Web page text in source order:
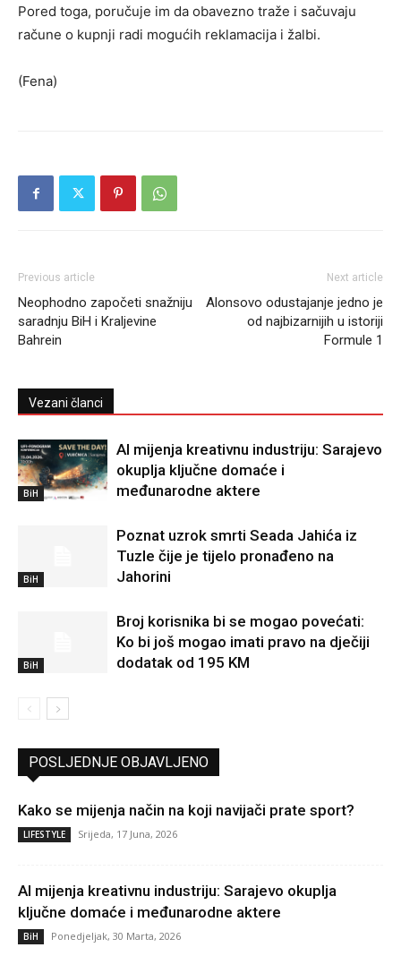
Pored toga, poručuje im da obavezno traže i sačuvaju
račune o kupnji radi mogućih reklamacija i žalbi.
(Fena)
Previous article
Neophodno započeti snažniju
saradnju BiH i Kraljevine
Bahrein
Next article
Alonsovo odustajanje jedno je
od najbizarnijih u istoriji
Formule 1
Vezani članci
BiH
AI mijenja kreativnu industriju: Sarajevo
okuplja ključne domaće i
međunarodne aktere
BiH
Poznat uzrok smrti Seada Jahića iz
Tuzle čije je tijelo pronađeno na
Jahorini
BiH
Broj korisnika bi se mogao povećati:
Ko bi još mogao imati pravo na dječiji
dodatak od 195 KM
POSLJEDNJE OBJAVLJENO
Kako se mijenja način na koji navijači prate sport?
LIFESTYLE Srijeda, 17 Juna, 2026
AI mijenja kreativnu industriju: Sarajevo okuplja
ključne domaće i međunarodne aktere
BiH Ponedjeljak, 30 Marta, 2026